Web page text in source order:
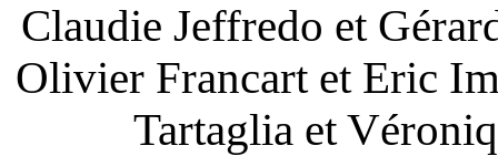
Claudie Jeffredo et
Olivier Francart et Eric
Tartaglia et